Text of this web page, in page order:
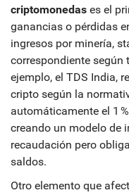
criptomonedas es el
ganancias o pérdidas
ingresos por minería,
correspondiente según
ejemplo, el TDS India,
cripto según la
automáticamente el 1
creando un modelo de
recaudación pero
saldos.
Otro elemento que